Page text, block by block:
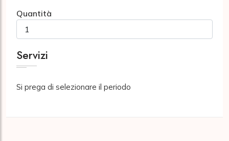
Quantità
Servizi
Si prega di selezionare il periodo